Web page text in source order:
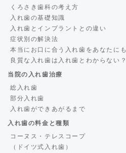
くろさき歯科の考え方
入れ歯の基礎知識
入れ歯とインプラントとの違い
症状別の解決法
本当にお口に合う入れ歯をあなたにも
良質な入れ歯は入れ歯とわからない？
当院の入れ歯治療
総入れ歯
部分入れ歯
入れ歯ができあがるまで
入れ歯の料金と種類
コーヌス・テレスコープ
（ドイツ式入れ歯）